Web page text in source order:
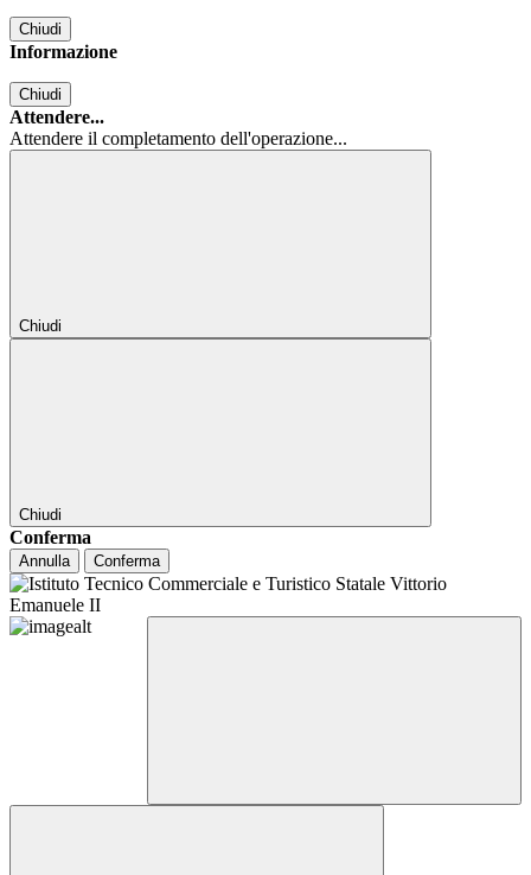
Chiudi
Informazione
Chiudi
Attendere...
Attendere il completamento dell'operazione...
Chiudi
Chiudi
Conferma
Annulla Conferma